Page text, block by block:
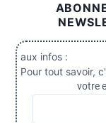
aux infos :
Pour tout savoir,
votre